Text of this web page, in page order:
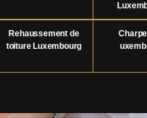
Rehaussement de
toiture Luxembourg